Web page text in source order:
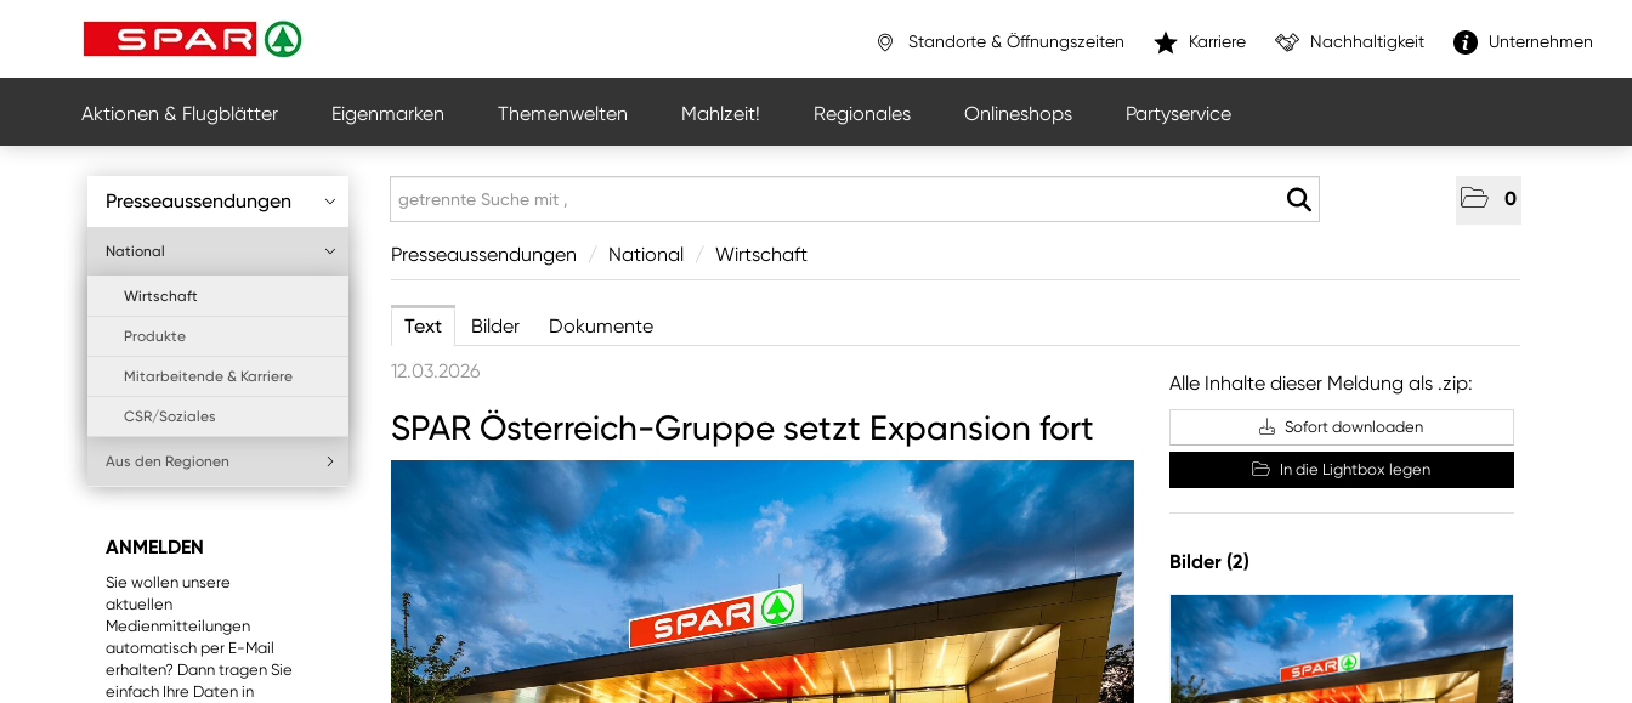
Standorte & Öffnungszeiten Karriere Nachhaltigkeit Unternehmen
Aktionen & Flugblätter Eigenmarken Themenwelten Mahlzeit! Regionales Onlineshops Partyservice
0
Presseaussendungen
National
Wirtschaft
Produkte
Mitarbeitende & Karriere
CSR/Soziales
Aus den Regionen
ANMELDEN
Sie wollen unsere
aktuellen
Medienmitteilungen
automatisch per E-Mail
erhalten? Dann tragen Sie
einfach Ihre Daten in
Presseaussendungen / National / Wirtschaft
Text Bilder
Dokumente
12.03.2026
SPAR Österreich-Gruppe setzt Expansion fort
Alle Inhalte dieser Meldung als .zip:
Sofort downloaden
In die Lightbox legen
Bilder (2)